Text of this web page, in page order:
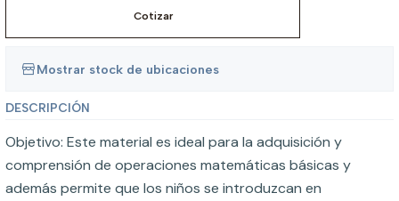
Cotizar
Mostrar stock de ubicaciones
DESCRIPCIÓN
Objetivo: Este material es ideal para la adquisición y
comprensión de operaciones matemáticas básicas y
además permite que los niños se introduzcan en